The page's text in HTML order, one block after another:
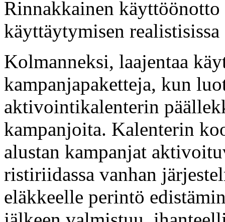
Rinnakkainen
käyttäytymisen
Kolmanneksi, laajentaa
kampanjapaketteja, kun
aktivointikalenterin
kampanjoita. Kalenterin
alustan kampanjat
ristiriidassa vanhan
eläkkeelle perintö